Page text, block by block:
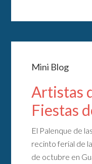
Mini Blog
Artistas
Fiestas
El Palenque de
recinto ferial de
de octubre en